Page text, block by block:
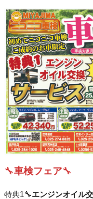
🔧車検フェア🔧
特典1🔧エンジンオイル